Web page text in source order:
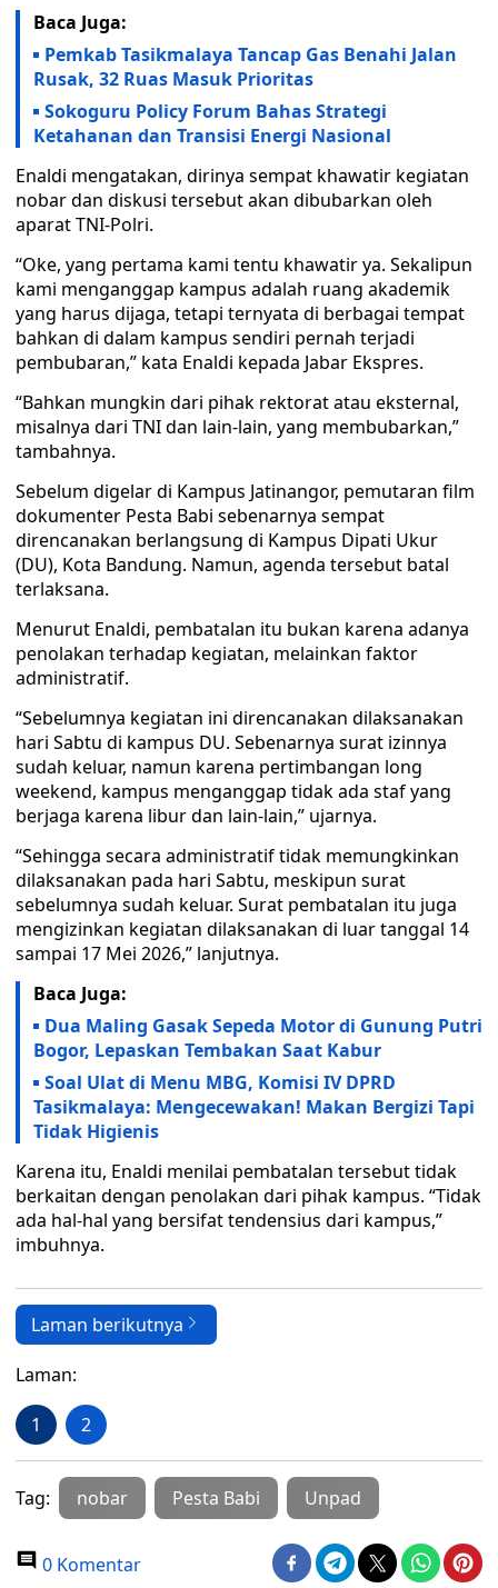
Baca Juga:
Pemkab Tasikmalaya Tancap Gas Benahi Jalan
Rusak, 32 Ruas Masuk Prioritas
Sokoguru Policy Forum Bahas Strategi
Ketahanan dan Transisi Energi Nasional
Enaldi mengatakan, dirinya sempat khawatir kegiatan
nobar dan diskusi tersebut akan dibubarkan oleh
aparat TNI-Polri.
“Oke, yang pertama kami tentu khawatir ya. Sekalipun
kami menganggap kampus adalah ruang akademik
yang harus dijaga, tetapi ternyata di berbagai tempat
bahkan di dalam kampus sendiri pernah terjadi
pembubaran,” kata Enaldi kepada Jabar Ekspres.
“Bahkan mungkin dari pihak rektorat atau eksternal,
misalnya dari TNI dan lain-lain, yang membubarkan,”
tambahnya.
Sebelum digelar di Kampus Jatinangor, pemutaran film
dokumenter Pesta Babi sebenarnya sempat
direncanakan berlangsung di Kampus Dipati Ukur
(DU), Kota Bandung. Namun, agenda tersebut batal
terlaksana.
Menurut Enaldi, pembatalan itu bukan karena adanya
penolakan terhadap kegiatan, melainkan faktor
administratif.
“Sebelumnya kegiatan ini direncanakan dilaksanakan
hari Sabtu di kampus DU. Sebenarnya surat izinnya
sudah keluar, namun karena pertimbangan long
weekend, kampus menganggap tidak ada staf yang
berjaga karena libur dan lain-lain,” ujarnya.
“Sehingga secara administratif tidak memungkinkan
dilaksanakan pada hari Sabtu, meskipun surat
sebelumnya sudah keluar. Surat pembatalan itu juga
mengizinkan kegiatan dilaksanakan di luar tanggal 14
sampai 17 Mei 2026,” lanjutnya.
Baca Juga:
Dua Maling Gasak Sepeda Motor di Gunung Putri
Bogor, Lepaskan Tembakan Saat Kabur
Soal Ulat di Menu MBG, Komisi IV DPRD
Tasikmalaya: Mengecewakan! Makan Bergizi Tapi
Tidak Higienis
Karena itu, Enaldi menilai pembatalan tersebut tidak
berkaitan dengan penolakan dari pihak kampus. “Tidak
ada hal-hal yang bersifat tendensius dari kampus,”
imbuhnya.
Laman berikutnya
Laman:
1 2
Tag: nobar Pesta Babi Unpad
0 Komentar